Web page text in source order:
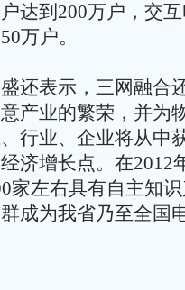
达到200万户，交
万户。
表示，三网融合
产业的繁荣，并为
行业、企业将从中
济增长点。在2012
家左右具有自主知
成为我省乃至全国